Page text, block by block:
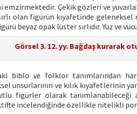
emzirmektedir. Çekik gözleri ve
olan figürün kıyafetinde
beyaz opak lüster sırlıdır. Yüz ve
Görsel 3. 12. yy. Bağdaş kurarak
biblo ve folklor tanımlarından
unsurlarının ve kılık kıyafetlerinin
figürler olarak tanımlanabileceği
incelendiğinde özellikle nitelikli